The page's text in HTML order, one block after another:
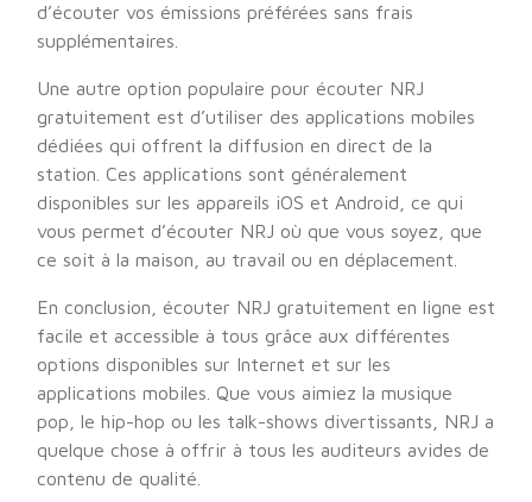
d’écouter vos émissions préférées sans frais
supplémentaires.
Une autre option populaire pour écouter NRJ
gratuitement est d’utiliser des applications mobiles
dédiées qui offrent la diffusion en direct de la
station. Ces applications sont généralement
disponibles sur les appareils iOS et Android, ce qui
vous permet d’écouter NRJ où que vous soyez, que
ce soit à la maison, au travail ou en déplacement.
En conclusion, écouter NRJ gratuitement en ligne est
facile et accessible à tous grâce aux différentes
options disponibles sur Internet et sur les
applications mobiles. Que vous aimiez la musique
pop, le hip-hop ou les talk-shows divertissants, NRJ a
quelque chose à offrir à tous les auditeurs avides de
contenu de qualité.